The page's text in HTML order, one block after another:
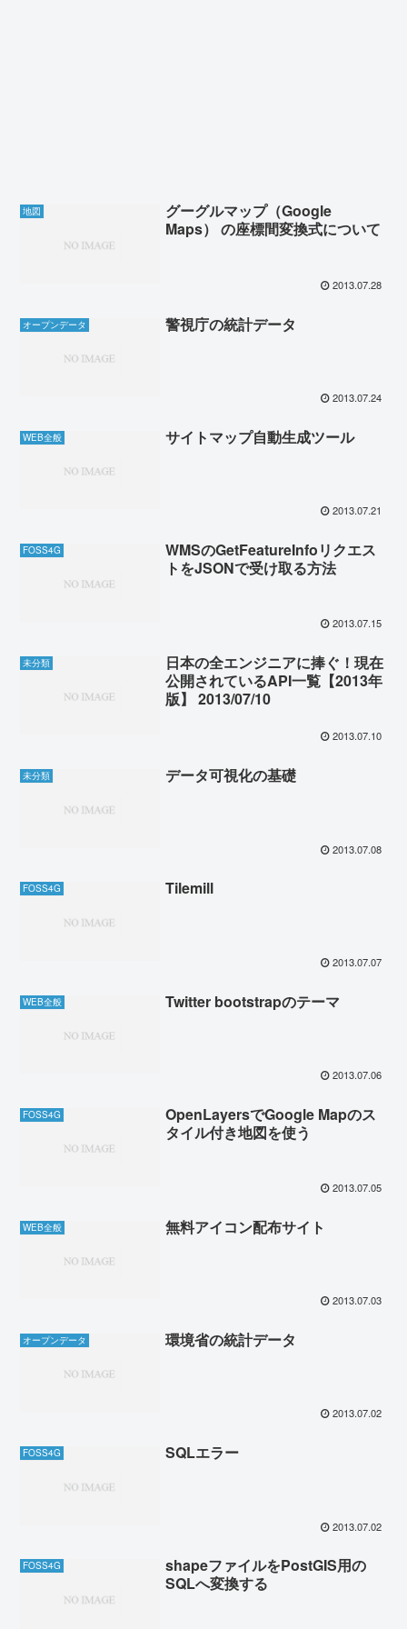
地図
グーグルマップ（Google
Maps） の座標間変換式について
2013.07.28
オープンデータ 警視庁の統計データ
2013.07.24
WEB全般 サイトマップ自動生成ツール
2013.07.21
FOSS4G
WMSのGetFeatureInfoリクエス
トをJSONで受け取る方法
2013.07.15
未分類
日本の全エンジニアに捧ぐ！現在
公開されているAPI一覧【2013年
版】 2013/07/10
2013.07.10
未分類 データ可視化の基礎
2013.07.08
FOSS4G Tilemill
2013.07.07
WEB全般 Twitter bootstrapのテーマ
2013.07.06
FOSS4G
OpenLayersでGoogle Mapのス
タイル付き地図を使う
2013.07.05
WEB全般 無料アイコン配布サイト
2013.07.03
オープンデータ 環境省の統計データ
2013.07.02
FOSS4G SQLエラー
2013.07.02
FOSS4G
shapeファイルをPostGIS用の
SQLへ変換する